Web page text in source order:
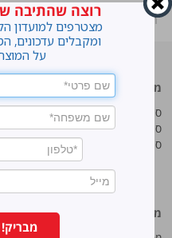
ראשי Shop
»סנו סושי מפיות לאירוח 3
מוצרים מובילים
סנו ז'אוול סופר ג'ל
סנו ז'אוול קצף ניקוי
סנו ז'אוול אבקת ניקוי
מידע נוסף
רוצה שהתיבה
מצטרפים למועדון
ומקבלים עדכונים,
על